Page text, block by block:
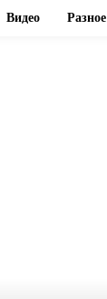
Видео Разное